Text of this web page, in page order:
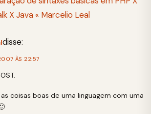
X Java « Marcelio Leal
disse:
ÀS 22:57
coisas boas de uma linguagem com uma